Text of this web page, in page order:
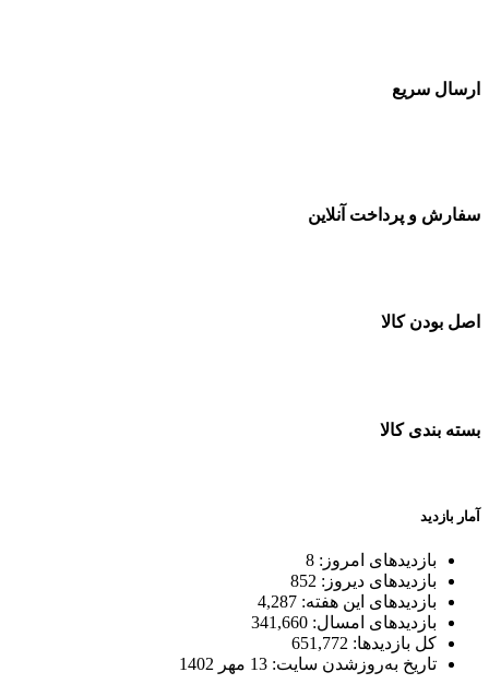
ارسال سریع
سفارش و پرداخت آنلاین
اصل بودن کالا
بسته بندی کالا
آمار بازدید
بازدیدهای امروز: 8
بازدیدهای دیروز: 852
بازدیدهای این هفته: 4,287
بازدیدهای امسال: 341,660
کل بازدیدها: 651,772
تاریخ به‌روزشدن سایت: 13 مهر 1402